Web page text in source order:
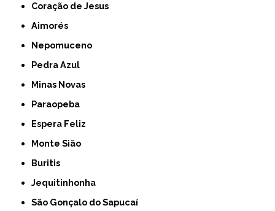
Coração de Jesus
Aimorés
Nepomuceno
Pedra Azul
Minas Novas
Paraopeba
Espera Feliz
Monte Sião
Buritis
Jequitinhonha
São Gonçalo do Sapucaí